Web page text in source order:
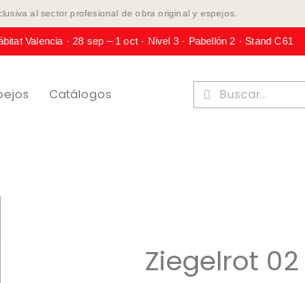
al sector profesional de obra original y espejos.
Valencia · 28 sep – 1 oct · Nivel 3 · Pabellón 2 · Stand C61
Catálogos
Ziegelrot 02